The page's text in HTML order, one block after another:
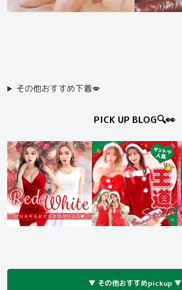
その他おすすめ下着💋
PICK UP BLOG🔍👀
▼ その他おすすめpickup ▼